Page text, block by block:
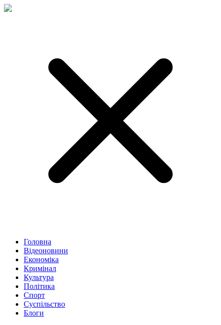
Головна
Відеоновини
Економіка
Кримінал
Культура
Політика
Спорт
Суспільство
Блоги